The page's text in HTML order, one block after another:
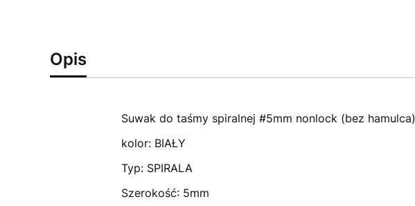
Opis
Suwak do taśmy spiralnej #5mm nonlock (bez hamulca)
kolor: BIAŁY
Typ: SPIRALA
Szerokość: 5mm